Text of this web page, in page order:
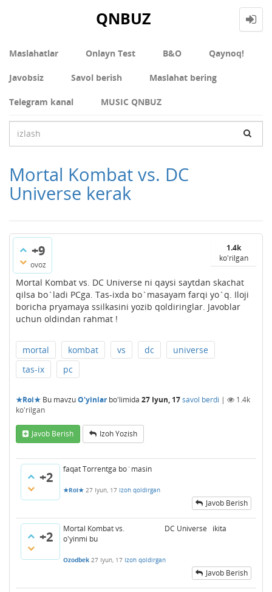
QNBUZ
Maslahatlar Onlayn Test В&О Qaynoq!
Javobsiz Savol berish Maslahat bering
Telegram kanal MUSIC QNBUZ
Mortal Kombat vs. DC
Universe kerak
+9
ovoz
1.4k
ko'rilgan
Mortal Kombat vs. DC Universe ni qaysi saytdan skachat
qilsa bo`ladi PCga. Tas-ixda bo`masayam farqi yo`q. Iloji
boricha pryamaya ssilkasini yozib qoldiringlar. Javoblar
uchun oldindan rahmat !
mortal kombat vs dc
universe
tas-ix
pc
★Roi★ Bu mavzuO'yinlarbo'limida 27 Iyun, 17savol berdi |
1.4k
ko'rilgan
Javob Berish Izoh Yozish
+2
faqat Torrentga bo`masin
★Roi★ 27 Iyun, 17 Izoh qoldirgan
Javob Berish
+2
Mortal Kombat vs. DC Universe ikita
o'yinmi bu
Ozodbek 27 Iyun, 17 Izoh qoldirgan
Javob Berish